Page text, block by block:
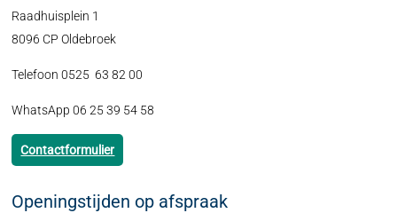
Raadhuisplein 1
8096 CP Oldebroek
Telefoon 0525 63 82 00
WhatsApp 06 25 39 54 58
Contactformulier
Openingstijden op afspraak